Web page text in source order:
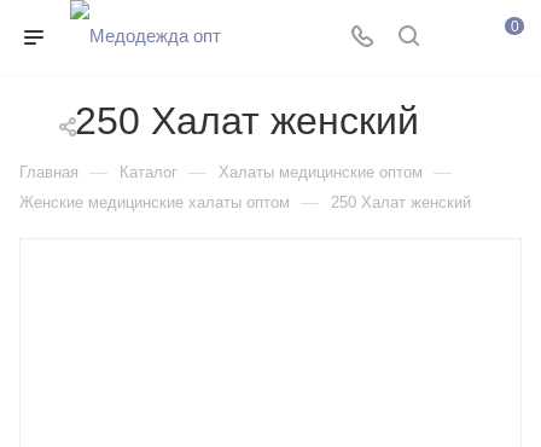
0
250 Халат женский
Главная — Каталог — Халаты медицинские оптом —
Женские медицинские халаты оптом — 250 Халат женский